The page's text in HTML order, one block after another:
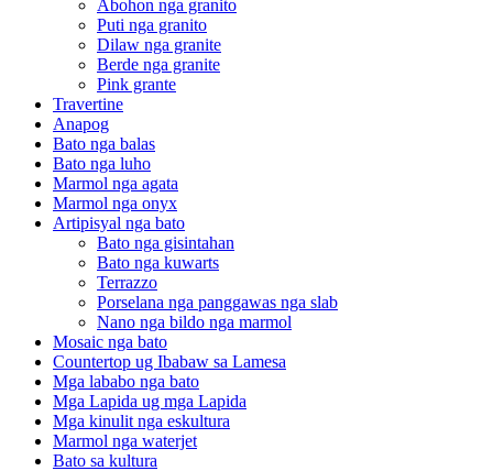
Abohon nga granito
Puti nga granito
Dilaw nga granite
Berde nga granite
Pink grante
Travertine
Anapog
Bato nga balas
Bato nga luho
Marmol nga agata
Marmol nga onyx
Artipisyal nga bato
Bato nga gisintahan
Bato nga kuwarts
Terrazzo
Porselana nga panggawas nga slab
Nano nga bildo nga marmol
Mosaic nga bato
Countertop ug Ibabaw sa Lamesa
Mga lababo nga bato
Mga Lapida ug mga Lapida
Mga kinulit nga eskultura
Marmol nga waterjet
Bato sa kultura